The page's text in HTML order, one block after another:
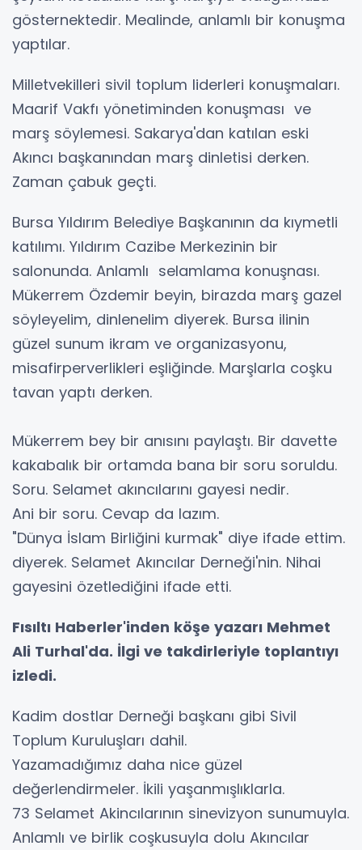
gösternektedir. Mealinde, anlamlı bir konuşma
yaptılar.
Milletvekilleri sivil toplum liderleri konuşmaları.
Maarif Vakfı yönetiminden konuşması ve
marş söylemesi. Sakarya'dan katılan eski
Akıncı başkanından marş dinletisi derken.
Zaman çabuk geçti.
Bursa Yıldırım Belediye Başkanının da kıymetli
katılımı. Yıldırım Cazibe Merkezinin bir
salonunda. Anlamlı selamlama konuşnası.
Mükerrem Özdemir beyin, birazda marş gazel
söyleyelim, dinlenelim diyerek. Bursa ilinin
güzel sunum ikram ve organizasyonu,
misafirperverlikleri eşliğinde. Marşlarla coşku
tavan yaptı derken.
Mükerrem bey bir anısını paylaştı. Bir davette
kakabalık bir ortamda bana bir soru soruldu.
Soru. Selamet akıncılarını gayesi nedir.
Ani bir soru. Cevap da lazım.
"Dünya İslam Birliğini kurmak" diye ifade ettim.
diyerek. Selamet Akıncılar Derneği'nin. Nihai
gayesini özetlediğini ifade etti.
Fısıltı Haberler'inden köşe yazarı Mehmet
Ali Turhal'da. İlgi ve takdirleriyle toplantıyı
izledi.
Kadim dostlar Derneği başkanı gibi Sivil
Toplum Kuruluşları dahil.
Yazamadığımız daha nice güzel
değerlendirmeler. İkili yaşanmışlıklarla.
73 Selamet Akincılarının sinevizyon sunumuyla.
Anlamlı ve birlik coşkusuyla dolu Akıncılar